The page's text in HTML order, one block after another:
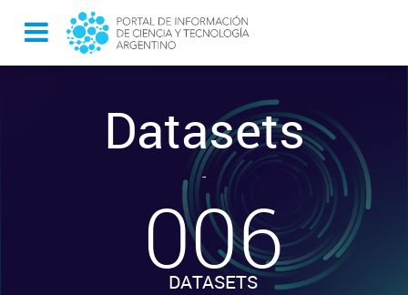
Datasets
-
006
DATASETS